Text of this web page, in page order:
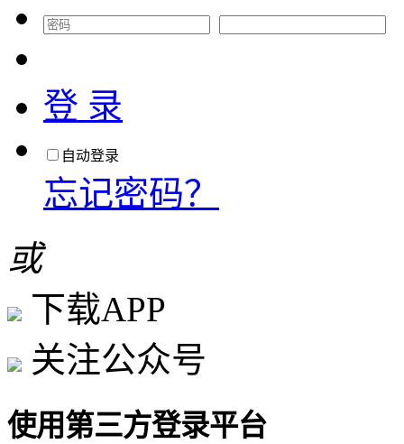
登 录
自动登录
忘记密码？
或
下载APP
关注公众号
使用第三方登录平台